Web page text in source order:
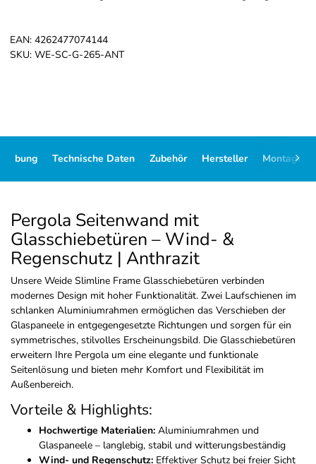
EAN: 4262477074144
SKU: WE-SC-G-265-ANT
Technische Daten Zubehör Hersteller Montage
Pergola Seitenwand mit
Glasschiebetüren – Wind- &
Regenschutz | Anthrazit
Unsere Weide Slimline Frame Glasschiebetüren verbinden
modernes Design mit hoher Funktionalität. Zwei Laufschienen im
schlanken Aluminiumrahmen ermöglichen das Verschieben der
Glaspaneele in entgegengesetzte Richtungen und sorgen für ein
symmetrisches, stilvolles Erscheinungsbild. Die Glasschiebetüren
erweitern Ihre Pergola um eine elegante und funktionale
Seitenlösung und bieten mehr Komfort und Flexibilität im
Außenbereich.
Vorteile & Highlights:
Hochwertige Materialien: Aluminiumrahmen und
Glaspaneele – langlebig, stabil und witterungsbeständig
Wind- und Regenschutz: Effektiver Schutz bei freier Sicht